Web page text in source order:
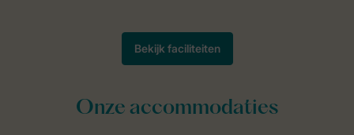
Onze accommodaties